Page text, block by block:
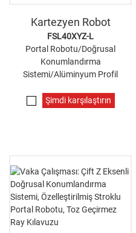
Kartezyen Robot
FSL40XYZ-L
Portal Robotu/Doğrusal
Konumlandırma
Sistemi/Alüminyum Profil
Şimdi karşılaştırın